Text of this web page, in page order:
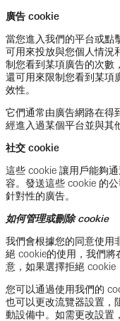
廣告 cookie
當您進入我們的平台或點
可用來投放與您個人情況
制您看到某項廣告的次數
還可用來限制您看到某項
效性。
它們通常由廣告網路在得
經進入過某個平台並與其
社交 cookie
這些 cookie 讓用戶能夠
容。發送這些 cookie 的
針對性的廣告。
如何管理或刪除 cookie
我們會根據您的同意使用
絕 cookie的使用，我們將
意，如果選擇拒絕 cookie
您可以通過使用我們的
也可以更改流覽器設置，
動設備中。如需更改設置